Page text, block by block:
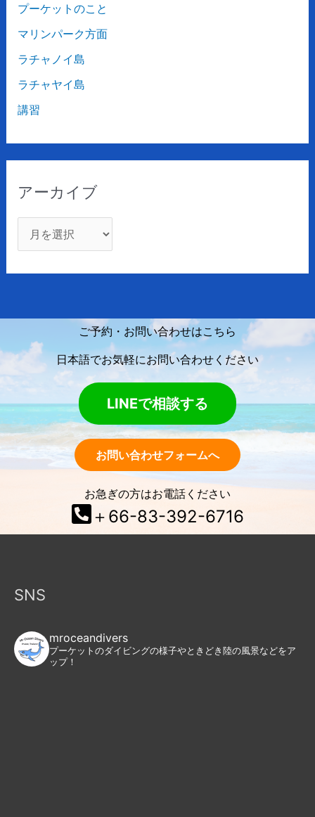
プーケットのこと
マリンパーク方面
ラチャノイ島
ラチャヤイ島
講習
アーカイブ
ご予約・お問い合わせはこちら
日本語でお気軽にお問い合わせください
LINEで相談する
お問い合わせフォームへ
お急ぎの方はお電話ください
＋66-83-392-6716
SNS
mroceandivers
プーケットのダイビングの様子やときどき陸の風景などをア
ップ！